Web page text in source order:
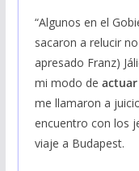
“Algunos en el
sacaron a relucir
apresado Franz)
mi modo de
me llamaron a
encuentro con los
viaje a Budapest.